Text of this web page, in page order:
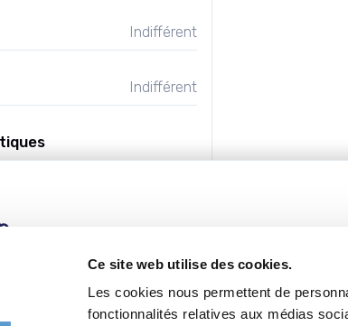
Ce site web utilise des cookies.
Les cookies nous permettent de
fonctionnalités relatives aux médias
Indifférent
Indifférent
les plantes